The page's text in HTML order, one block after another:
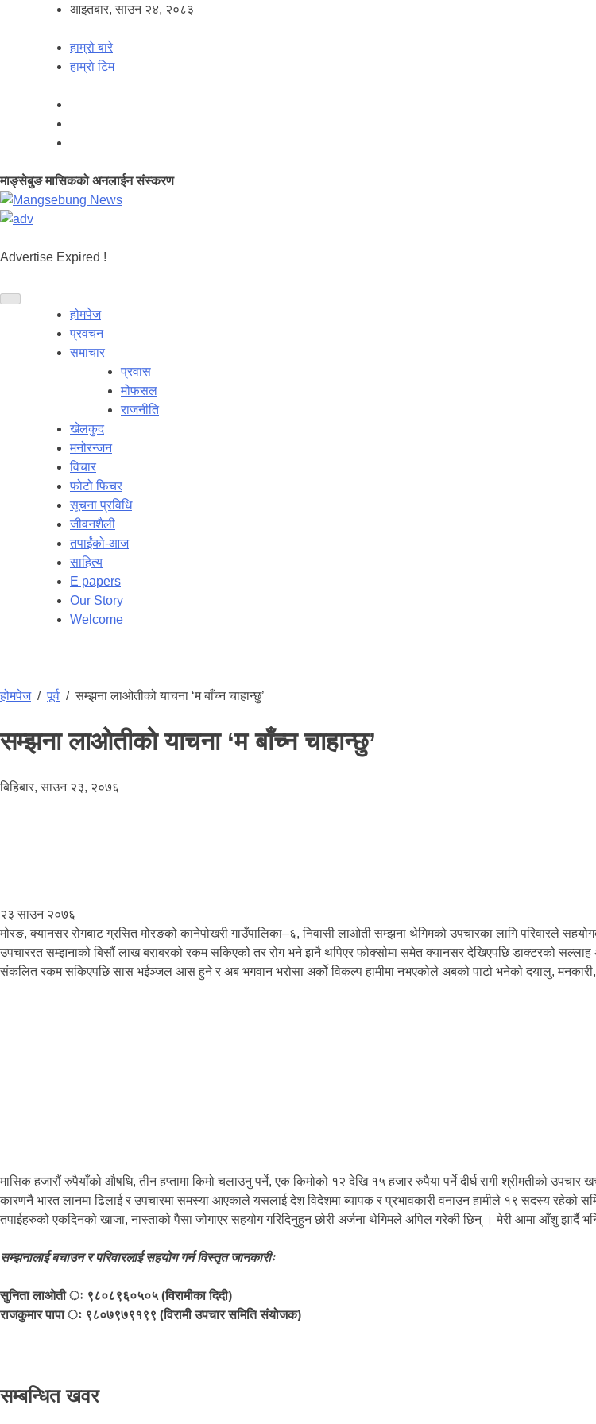
आइतबार, साउन २४, २०८३
हाम्रो बारे
हाम्राे टिम
माङ्सेबुङ मासिकको अनलाईन संस्करण
Advertise Expired !
होमपेज
प्रवचन
समाचार
प्रवास
मोफसल
राजनीति
खेलकुद
मनोरन्जन
विचार
फोटो फिचर
सूचना प्रविधि
जीवनशैली
तपाईंको-आज
साहित्य
E papers
Our Story
Welcome
होमपेज/पूर्व /सम्झना लाओतीको याचना ‘म बाँच्न चाहान्छु’
सम्झना लाओतीको याचना ‘म बाँच्न चाहान्छु’
बिहिबार, साउन २३, २०७६
२३ साउन २०७६
मोरङ, क्यानसर रोगबाट ग्रसित मोरङको कानेपोखरी गाउँपालिका–६, निवासी लाओती सम्झना थेगिमको उपचारका लागि परिवारले
उपचाररत सम्झनाको बिसौं लाख बराबरको रकम सकिएको तर रोग भने झनै थपिएर फोक्सोमा समेत क्यानसर देखिएपछि डाक्टरको
संकलित रकम सकिएपछि सास भईञ्जल आस हुने र अब भगवान भरोसा अर्कोे विकल्प हामीमा नभएकोले अबको पाटो भनेको दयालु, मनकारी,
मासिक हजारौं रुपैयाँको औषधि, तीन हप्तामा किमो चलाउनु पर्ने, एक किमोको १२ देखि १५ हजार रुपैया पर्ने दीर्घ रागी श्रीमतीको
कारणनै भारत लानमा ढिलाई र उपचारमा समस्या आएकाले यसलाई देश विदेशमा ब्यापक र प्रभावकारी वनाउन हामीले १९ सदस्य रहेको
तपाईहरुको एकदिनको खाजा, नास्ताको पैसा जोगाएर सहयोग गरिदिनुहुन छोरी अर्जना थेगिमले अपिल गरेकी छिन् । मेरी आमा आँशु झार्दै
सम्झनालाई बचाउन र परिवारलाई सहयोग गर्न विस्तृत जानकारीः
सुनिता लाओती ः ९८०८९६०५०५ (विरामीका दिदी)
राजकुमार पापा ः ९८०७९७९१९९ (विरामी उपचार समिति संयोजक)
सम्बन्धित खवर